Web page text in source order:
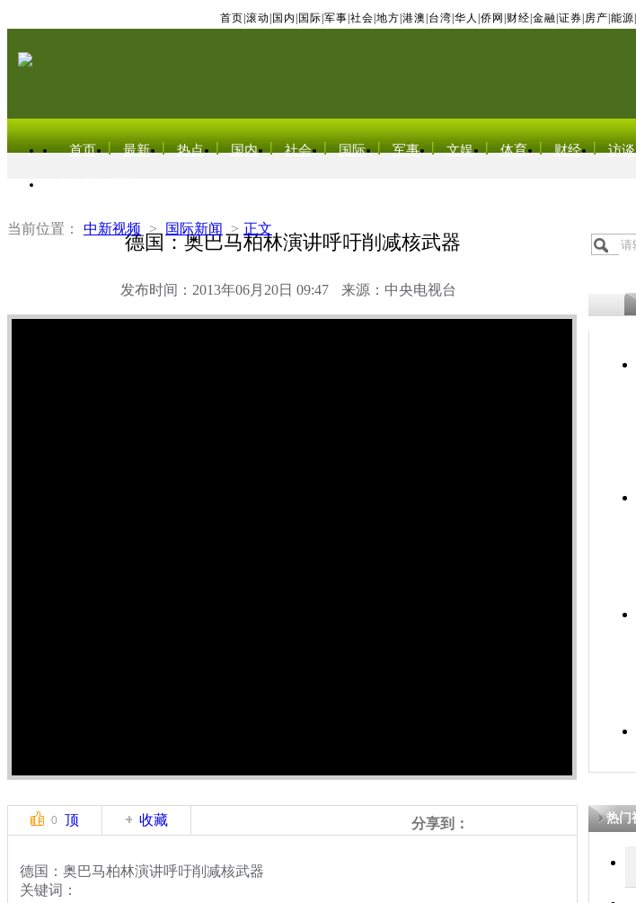
首页 滚动 国内 国际 军事 社会 地方 港澳 台湾 华人 侨网 财经 金融 证券 房产 能源
首页 最新 热点 国内 社会 国际 军事 文娱 体育 财经 访谈
当前位置： 中新视频 > 国际新闻 > 正文
德国：奥巴马柏林演讲呼吁削减核武器
发布时间：2013年06月20日 09:47 来源：中央电视台
0 顶 收藏 分享到：
德国：奥巴马柏林演讲呼吁削减核武器
关键词：
热门